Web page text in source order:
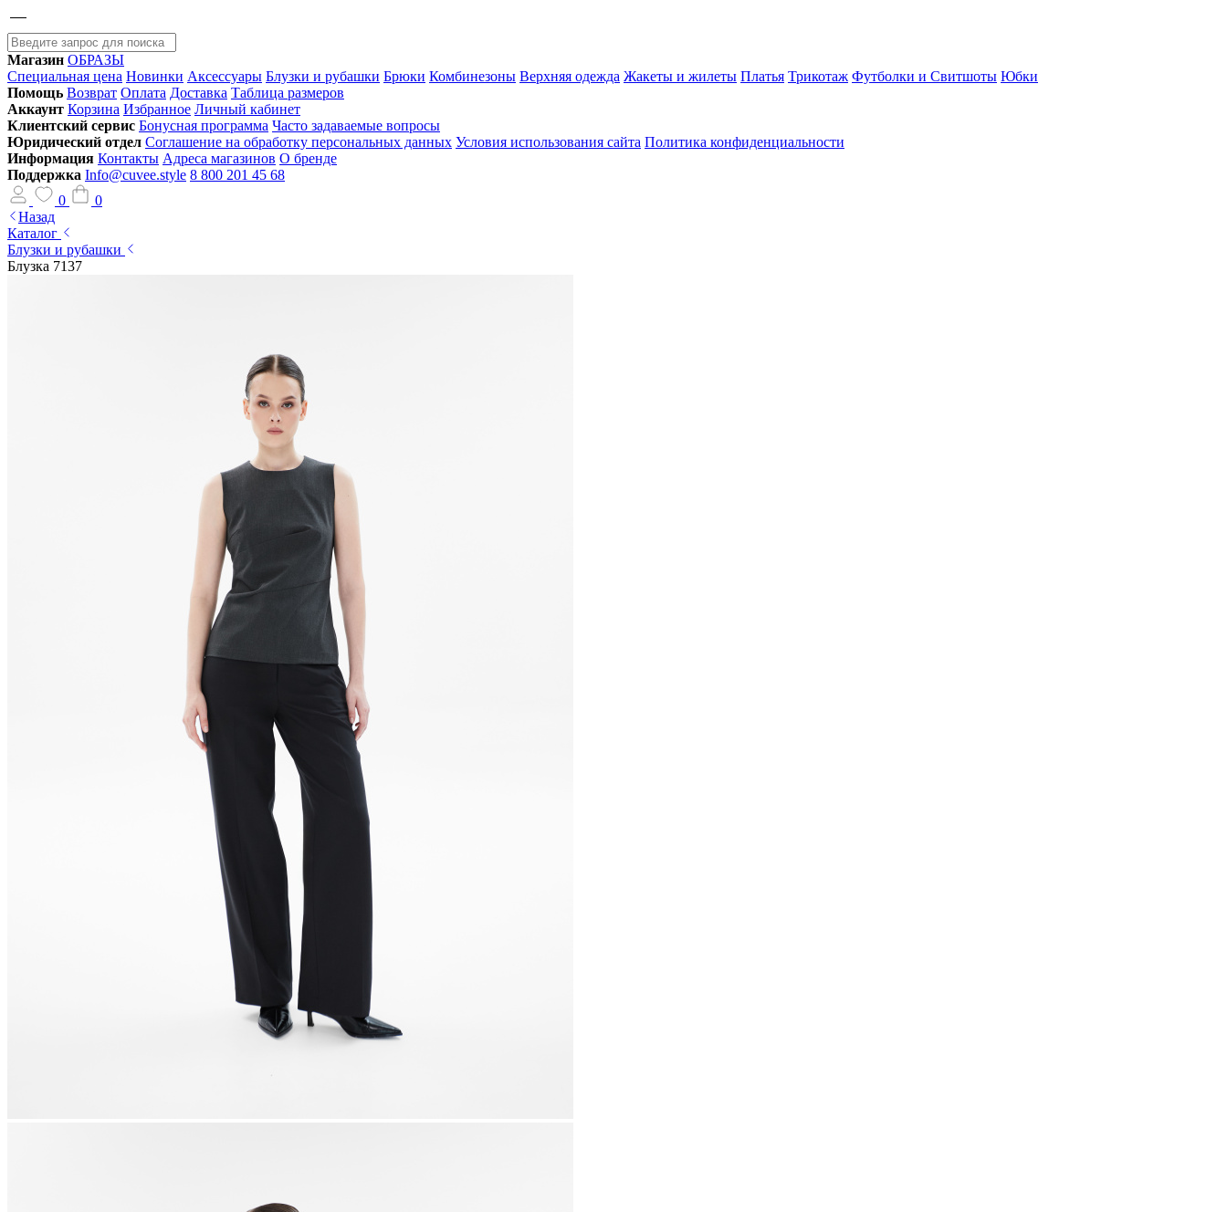
Магазин ОБРАЗЫ
Специальная цена Новинки Аксессуары Блузки и рубашки Брюки Комбинезоны Верхняя одежда Жакеты и жилеты Платья Трикотаж Футболки и Свитшоты Юбки
Помощь Возврат Оплата Доставка Таблица размеров
Аккаунт Корзина Избранное Личный кабинет
Клиентский сервис Бонусная программа Часто задаваемые вопросы
Юридический отдел Соглашение на обработку персональных данных Условия использования сайта Политика конфиденциальности
Информация Контакты Адреса магазинов О бренде
Поддержка Info@cuvee.style 8 800 201 45 68
0
0
Назад
Каталог
Блузки и рубашки
Блузка 7137